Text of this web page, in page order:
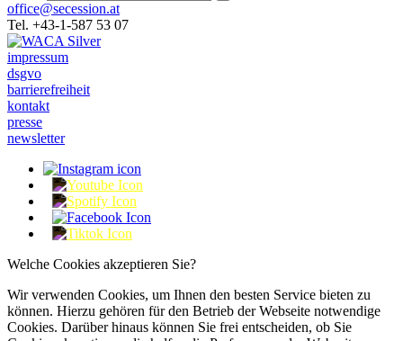
office@secession.at
Tel. +43-1-587 53 07
impressum
dsgvo
barrierefreiheit
kontakt
presse
newsletter
Welche Cookies akzeptieren Sie?
Wir verwenden Cookies, um Ihnen den besten Service bieten zu
können. Hierzu gehören für den Betrieb der Webseite notwendige
Cookies. Darüber hinaus können Sie frei entscheiden, ob Sie